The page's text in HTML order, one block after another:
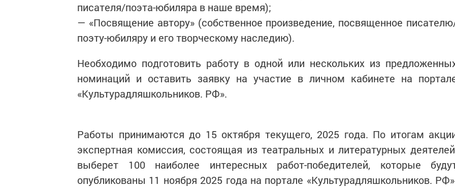
писателя/поэта-юбиляра в наше время);
— «Посвящение автору» (собственное произведение, посвященное
поэту-юбиляру и его творческому наследию).
Необходимо подготовить работу в одной или нескольких из
номинаций и оставить заявку на участие в личном кабинете на
«Культурадляшкольников. РФ».
Работы принимаются до 15 октября текущего, 2025 года. По итогам
экспертная комиссия, состоящая из театральных и литературных
выберет 100 наиболее интересных работ-победителей, которые
опубликованы 11 ноября 2025 года на портале «Культурадляшкольников.